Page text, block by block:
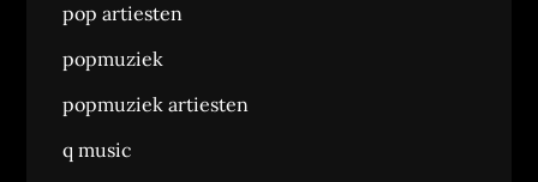
pop artiesten
popmuziek
popmuziek artiesten
q music